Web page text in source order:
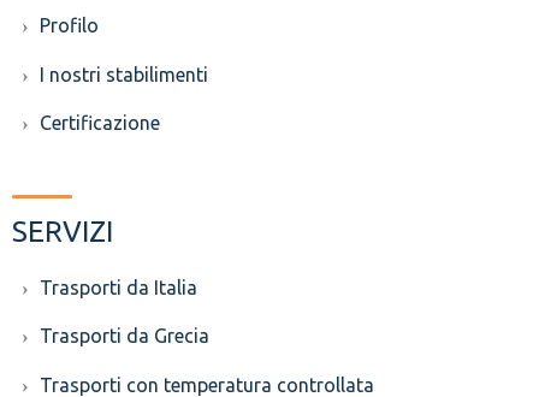
Profilo
I nostri stabilimenti
Certificazione
SERVIZI
Trasporti da Italia
Trasporti da Grecia
Trasporti con temperatura controllata